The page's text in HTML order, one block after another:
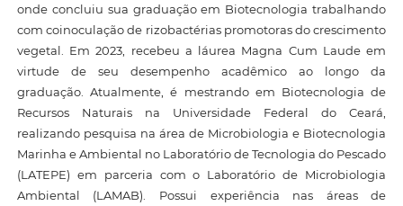
onde concluiu sua graduação em Biotecnologia trabalhando
com coinoculação de rizobactérias promotoras do crescimento
vegetal. Em 2023, recebeu a láurea Magna Cum Laude em
virtude de seu desempenho acadêmico ao longo da
graduação. Atualmente, é mestrando em Biotecnologia de
Recursos Naturais na Universidade Federal do Ceará,
realizando pesquisa na área de Microbiologia e Biotecnologia
Marinha e Ambiental no Laboratório de Tecnologia do Pescado
(LATEPE) em parceria com o Laboratório de Microbiologia
Ambiental (LAMAB). Possui experiência nas áreas de